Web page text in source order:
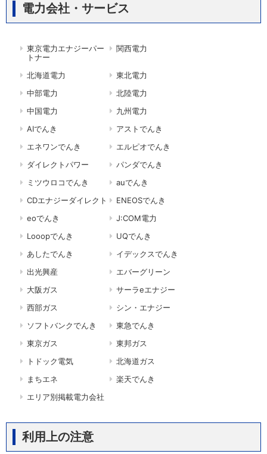
電力会社・サービス
東京電力エナジーパー
トナー
関西電力
北海道電力
東北電力
中部電力
北陸電力
中国電力
九州電力
AIでんき
アストでんき
エネワンでんき
エルピオでんき
ダイレクトパワー
パンダでんき
ミツウロコでんき
auでんき
CDエナジーダイレクト
ENEOSでんき
eoでんき
J:COM電力
Looopでんき
UQでんき
あしたでんき
イデックスでんき
出光興産
エバーグリーン
大阪ガス
サーラeエナジー
西部ガス
シン・エナジー
ソフトバンクでんき
東急でんき
東京ガス
東邦ガス
トドック電気
北海道ガス
まちエネ
楽天でんき
エリア別掲載電力会社
利用上の注意